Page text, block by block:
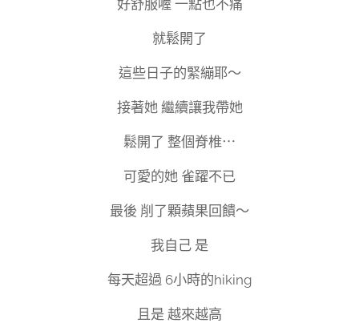
好舒服喔 一點也不痛
就鬆開了
這些日子的緊繃耶～
接著她 繼續讓我帶她
鬆開了 整個脊椎⋯
可愛的她 雀躍不已
最後 削了顆蘋果回饋～
我自己 是
每天超過 6小時的hiking
且是 越來越高